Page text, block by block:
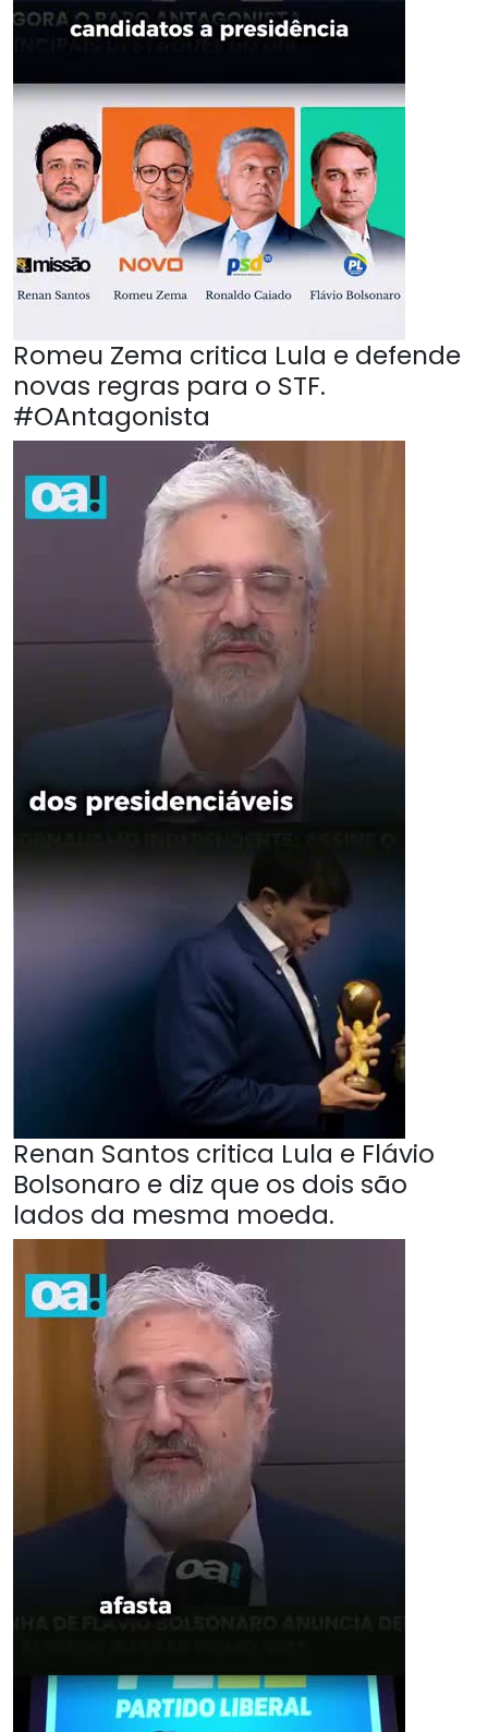
Romeu Zema critica Lula e defende
novas regras para o STF.
#OAntagonista
Renan Santos critica Lula e Flávio
Bolsonaro e diz que os dois são
lados da mesma moeda.